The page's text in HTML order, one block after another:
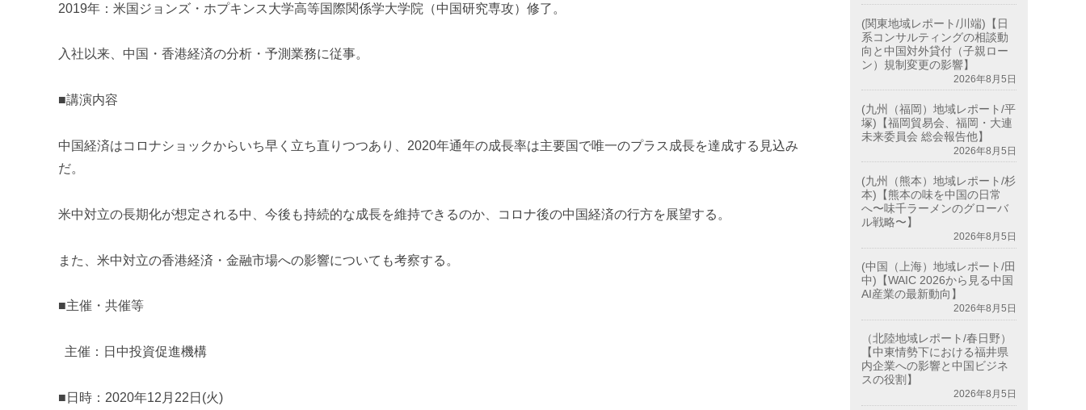
2019年：米国ジョンズ・ホプキンス大学高等国際関係学大学院（中国研究専攻）修了。
入社以来、中国・香港経済の分析・予測業務に従事。
■講演内容
中国経済はコロナショックからいち早く立ち直りつつあり、2020年通年の成長率は主要国で唯一のプラス成長を達成する見込み
だ。
米中対立の長期化が想定される中、今後も持続的な成長を維持できるのか、コロナ後の中国経済の行方を展望する。
また、米中対立の香港経済・金融市場への影響についても考察する。
■主催・共催等
主催：日中投資促進機構
■日時：2020年12月22日(火)
(関東地域レポート/川端)【日
系コンサルティングの相談動
向と中国対外貸付（子親ロー
ン）規制変更の影響】
2026年8月5日
(九州（福岡）地域レポート/平
塚)【福岡貿易会、福岡・大連
未来委員会 総会報告他】
2026年8月5日
(九州（熊本）地域レポート/杉
本)【熊本の味を中国の日常
へ〜味千ラーメンのグローバ
ル戦略〜】
2026年8月5日
(中国（上海）地域レポート/田
中)【WAIC 2026から見る中国
AI産業の最新動向】
2026年8月5日
（北陸地域レポート/春日野）
【中東情勢下における福井県
内企業への影響と中国ビジネ
スの役割】
2026年8月5日